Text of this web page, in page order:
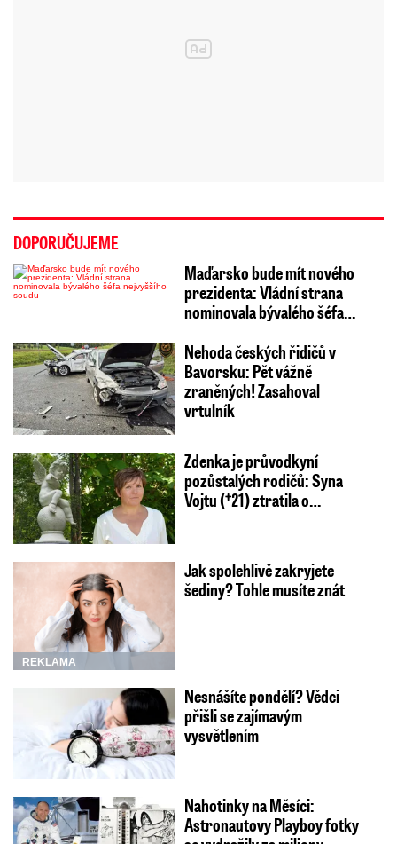
DOPORUČUJEME
Maďarsko bude mít nového
prezidenta: Vládní strana
nominovala bývalého šéfa…
Nehoda českých řidičů v
Bavorsku: Pět vážně
zraněných! Zasahoval
vrtulník
Zdenka je průvodkyní
pozůstalých rodičů: Syna
Vojtu (†21) ztratila o…
REKLAMA
Jak spolehlivě zakryjete
šediny? Tohle musíte znát
Nesnášíte pondělí? Vědci
přišli se zajímavým
vysvětlením
Nahotinky na Měsíci:
Astronautovy Playboy fotky